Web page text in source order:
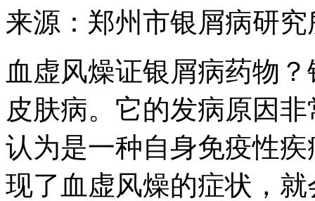
来源：郑州市银屑病研究
血虚风燥证银屑病药物
皮肤病。它的发病原因
认为是一种自身免疫性
现了血虚风燥的症状，